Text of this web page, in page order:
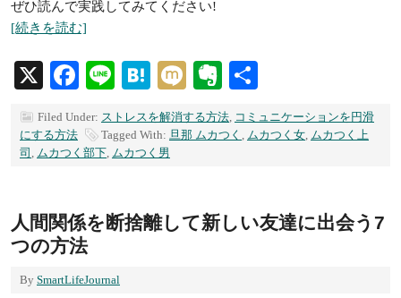
ぜひ読んで実践してみてください!
[続きを読む]
X Facebook
LineHatenaMixiEvernote
有
Filed Under: ストレスを解消する方法 コミュニケーションを円滑
にする方法
Tagged With: 旦那 ムカつく ムカつく女 ムカつく上
司
ムカつく部下 ムカつく男
人間関係を断捨離して新しい友達に出会う7
つの方法
By SmartLifeJournal